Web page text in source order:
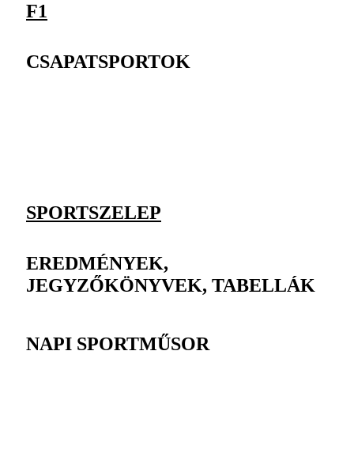
F1
CSAPATSPORTOK
SPORTSZELEP
EREDMÉNYEK,
JEGYZŐKÖNYVEK, TABELLÁK
NAPI SPORTMŰSOR